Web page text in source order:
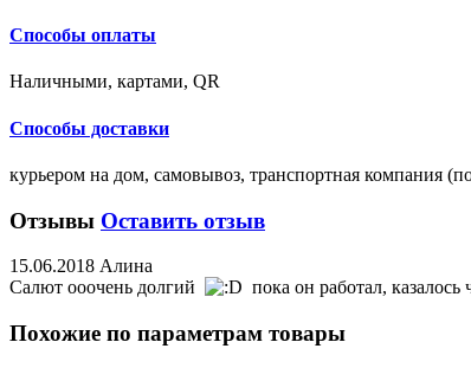
Способы оплаты
Наличными, картами, QR
Способы доставки
курьером на дом, самовывоз, транспортная компания
Отзывы Оставить отзыв
15.06.2018 Алина
Салют ооочень долгий
пока он работал,
Похожие по параметрам товары